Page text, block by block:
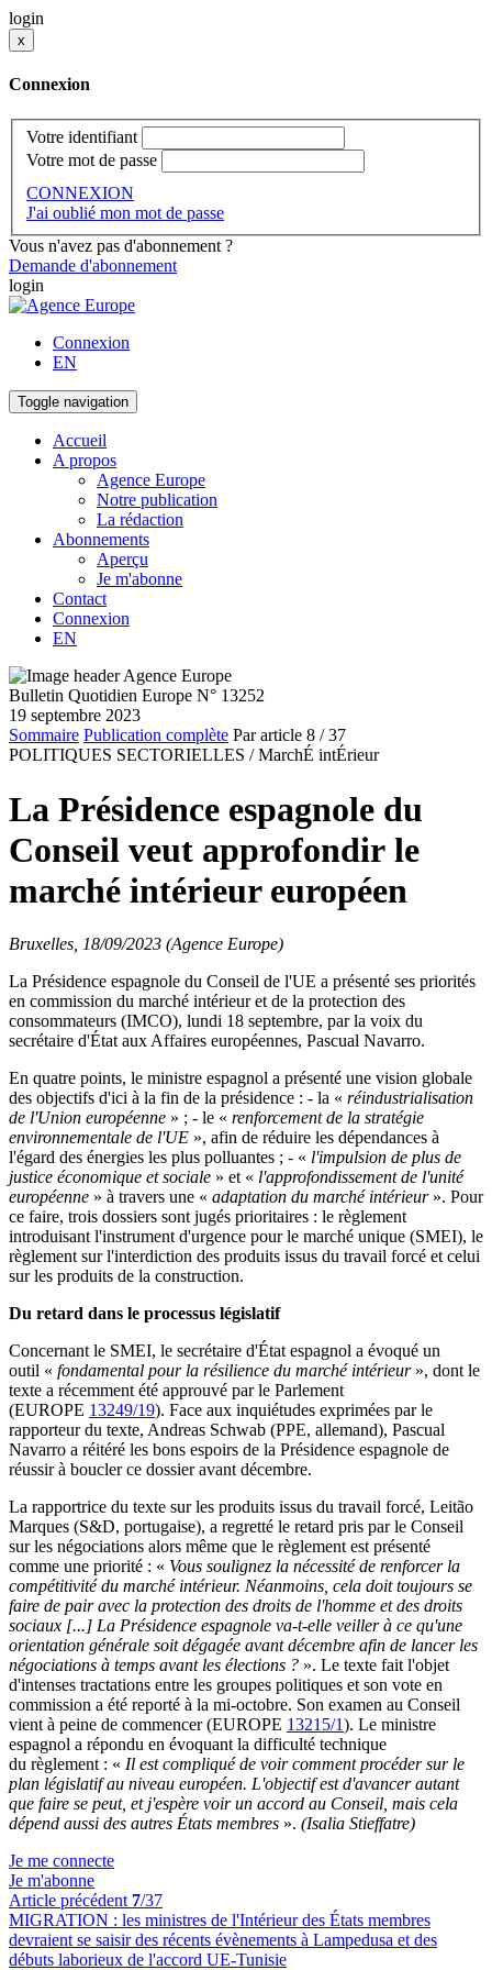
login
x
Connexion
Votre identifiant
Votre mot de passe
CONNEXION
J'ai oublié mon mot de passe
Vous n'avez pas d'abonnement ?
Demande d'abonnement
login
Connexion
EN
Toggle navigation
Accueil
A propos
Agence Europe
Notre publication
La rédaction
Abonnements
Aperçu
Je m'abonne
Contact
Connexion
EN
Bulletin Quotidien Europe N° 13252
19 septembre 2023
Sommaire Publication complète Par article 8 / 37
POLITIQUES SECTORIELLES / MarchÉ intÉrieur
La Présidence espagnole du
Conseil veut approfondir le
marché intérieur européen
Bruxelles, 18/09/2023 (Agence Europe)
La Présidence espagnole du Conseil de l'UE a présenté ses priorités
en commission du marché intérieur et de la protection des
consommateurs (IMCO), lundi 18 septembre, par la voix du
secrétaire d'État aux Affaires européennes, Pascual Navarro.
En quatre points, le ministre espagnol a présenté une vision globale
des objectifs d'ici à la fin de la présidence : - la « réindustrialisation
de l'Union européenne » ; - le « renforcement de la stratégie
environnementale de l'UE », afin de réduire les dépendances à
l'égard des énergies les plus polluantes ; - « l'impulsion de plus de
justice économique et sociale » et « l'approfondissement de l'unité
européenne » à travers une « adaptation du marché intérieur ». Pour
ce faire, trois dossiers sont jugés prioritaires : le règlement
introduisant l'instrument d'urgence pour le marché unique (SMEI), le
règlement sur l'interdiction des produits issus du travail forcé et celui
sur les produits de la construction.
Du retard dans le processus législatif
Concernant le SMEI, le secrétaire d'État espagnol a évoqué un
outil « fondamental pour la résilience du marché intérieur », dont le
texte a récemment été approuvé par le Parlement
(EUROPE 13249/19). Face aux inquiétudes exprimées par le
rapporteur du texte, Andreas Schwab (PPE, allemand), Pascual
Navarro a réitéré les bons espoirs de la Présidence espagnole de
réussir à boucler ce dossier avant décembre.
La rapportrice du texte sur les produits issus du travail forcé, Leitão
Marques (S&D, portugaise), a regretté le retard pris par le Conseil
sur les négociations alors même que le règlement est présenté
comme une priorité : « Vous soulignez la nécessité de renforcer la
compétitivité du marché intérieur. Néanmoins, cela doit toujours se
faire de pair avec la protection des droits de l'homme et des droits
sociaux [...] La Présidence espagnole va-t-elle veiller à ce qu'une
orientation générale soit dégagée avant décembre afin de lancer les
négociations à temps avant les élections ? ». Le texte fait l'objet
d'intenses tractations entre les groupes politiques et son vote en
commission a été reporté à la mi-octobre. Son examen au Conseil
vient à peine de commencer (EUROPE 13215/1). Le ministre
espagnol a répondu en évoquant la difficulté technique
du règlement : « Il est compliqué de voir comment procéder sur le
plan législatif au niveau européen. L'objectif est d'avancer autant
que faire se peut, et j'espère voir un accord au Conseil, mais cela
dépend aussi des autres États membres ». (Isalia Stieffatre)
Je me connecte
Je m'abonne
Article précédent 7/37
MIGRATION : les ministres de l'Intérieur des États membres
devraient se saisir des récents évènements à Lampedusa et des
débuts laborieux de l'accord UE-Tunisie